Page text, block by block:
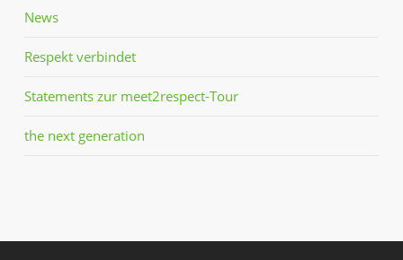
News
Respekt verbindet
Statements zur meet2respect-Tour
the next generation